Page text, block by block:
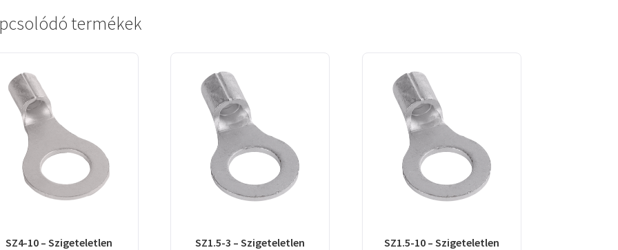
termékek
SZ4-10 – Szigeteletlen
SZ1.5-3 – Szigeteletlen
SZ1.5-10 – Szigeteletlen